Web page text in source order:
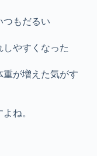
つもだるい
やすくなった
が増えた気がす
ね。